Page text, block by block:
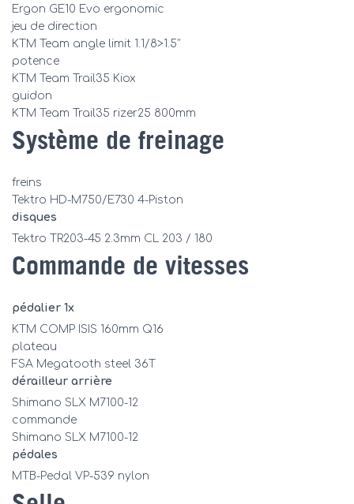
Ergon GE10 Evo ergonomic
jeu de direction
KTM Team angle limit 1.1/8>1.5″
potence
KTM Team Trail35 Kiox
guidon
KTM Team Trail35 rizer25 800mm
Système de freinage
freins
Tektro HD-M750/E730 4-Piston
disques
Tektro TR203-45 2.3mm CL 203 / 180
Commande de vitesses
pédalier 1x
KTM COMP ISIS 160mm Q16
plateau
FSA Megatooth steel 36T
dérailleur arrière
Shimano SLX M7100-12
commande
Shimano SLX M7100-12
pédales
MTB-Pedal VP-539 nylon